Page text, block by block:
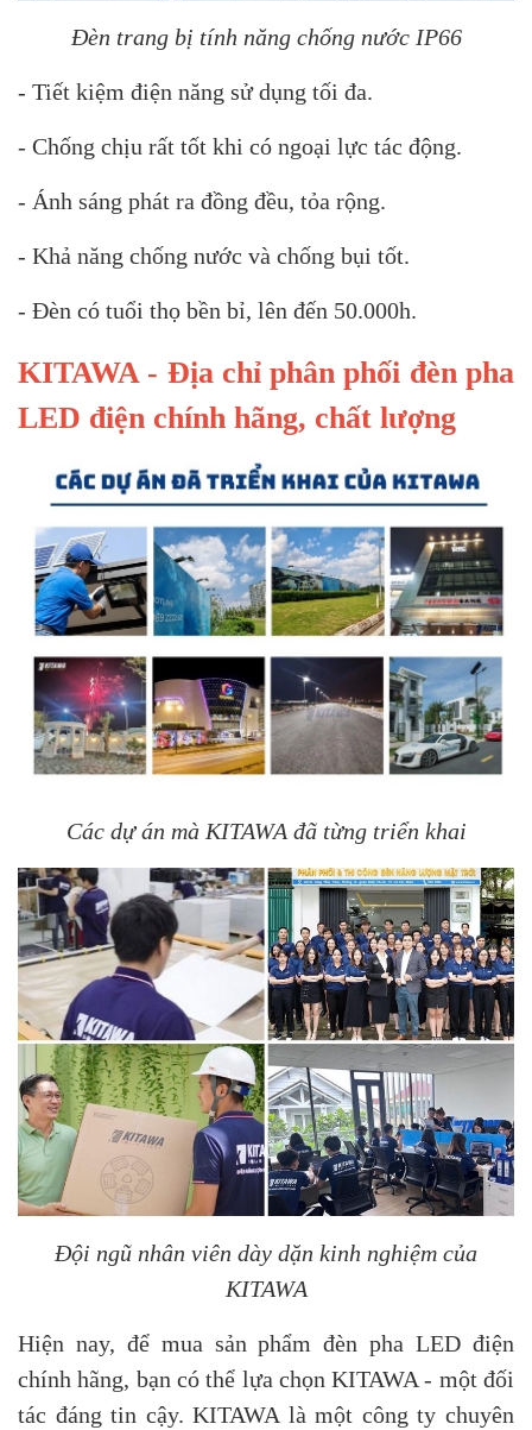
Đèn trang bị tính năng chống nước IP66
- Tiết kiệm điện năng sử dụng tối đa.
- Chống chịu rất tốt khi có ngoại lực tác động.
- Ánh sáng phát ra đồng đều, tỏa rộng.
- Khả năng chống nước và chống bụi tốt.
- Đèn có tuổi thọ bền bỉ, lên đến 50.000h.
KITAWA - Địa chỉ phân phối đèn pha
LED điện chính hãng, chất lượng
Các dự án mà KITAWA đã từng triển khai
Đội ngũ nhân viên dày dặn kinh nghiệm của
KITAWA
Hiện nay, để mua sản phẩm đèn pha LED điện
chính hãng, bạn có thể lựa chọn KITAWA - một đối
tác đáng tin cậy. KITAWA là một công ty chuyên